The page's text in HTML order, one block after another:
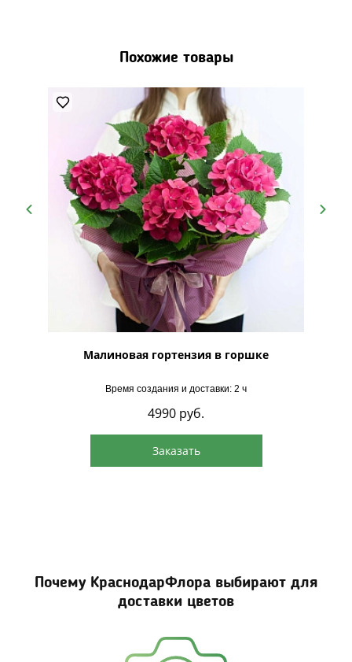
Похожие товары
Малиновая гортензия в горшке
Время создания и доставки: 2 ч
4990 руб.
Заказать
Почему КраснодарФлора выбирают для
доставки цветов